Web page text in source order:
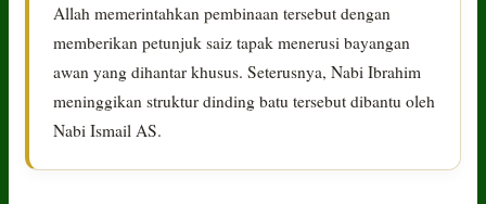
Allah memerintahkan pembinaan tersebut dengan
memberikan petunjuk saiz tapak menerusi bayangan
awan yang dihantar khusus. Seterusnya, Nabi Ibrahim
meninggikan struktur dinding batu tersebut dibantu oleh
Nabi Ismail AS.